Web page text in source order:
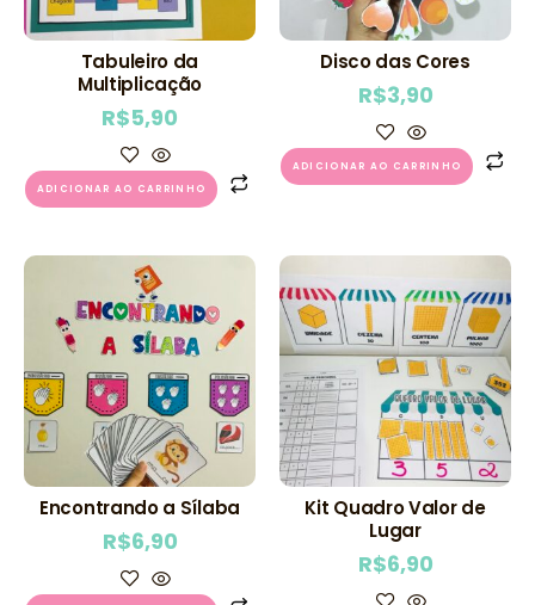
Tabuleiro da
Multiplicação
R$5,90
ADICIONAR AO CARRINHO
Disco das Cores
R$3,90
ADICIONAR AO CARRINHO
Encontrando a Sílaba
R$6,90
Kit Quadro Valor de
Lugar
R$6,90